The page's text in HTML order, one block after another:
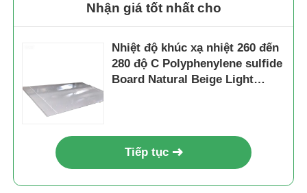
Nhận giá tốt nhất cho
Nhiệt độ khúc xạ nhiệt 260 đến
280 độ C Polyphenylene sulfide
Board Natural Beige Light
Tiếp tục